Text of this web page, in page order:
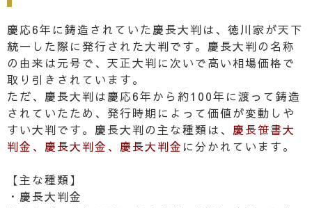
慶応6年に鋳造されていた慶長大判は、徳川家が天下
統一した際に発行された大判です。慶長大判の名称
の由来は元号で、天正大判に次いで高い相場価格で
取り引きされています。
ただ、慶長大判は慶応6年から約100年に渡って鋳造
されていたため、発行時期によって価値が変動しや
すい大判です。慶長大判の主な種類は、 慶長笹書大
判金、慶長大判金、慶長大判金 に分かれています。
【主な種類】
・慶長大判金